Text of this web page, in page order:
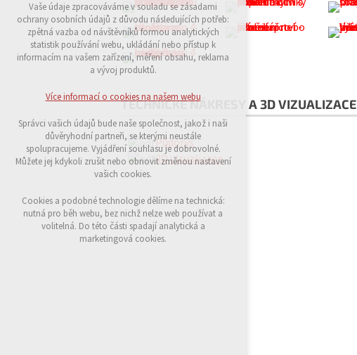
TECHNICKÉ NÁKRESY A 3D VIZUALIZACE
Půdorys
3D vizualizace
Technická cookies
nutná pro provozování webu
udržení kontextu stránek (session): případná
přihlášení, volby jazyka, apod.
analytická pro anonymizované vyhodnocení
návštěvnosti
marketingová cookies (Google)
Více informací o cookies na našem webu
Odmítnout vše
Vaše údaje zpracováváme v souladu se zásadami
ochrany osobních údajů z důvodu následujících potřeb:
zpětná vazba od návštěvníků formou analytických
statistik používání webu, ukládání nebo přístup k
informacím na vašem zařízení, měření obsahu, reklama
a vývoj produktů.
Více informací o cookies na našem webu
Správci vašich údajů bude naše společnost, jakož i naši
důvěryhodní partneři, se kterými neustále
spolupracujeme. Vyjádření souhlasu je dobrovolné.
Můžete jej kdykoli zrušit nebo obnovit změnou nastavení
vašich cookies.
Cookies a podobné technologie dělíme na technická:
nutná pro běh webu, bez nichž nelze web používat a
volitelná. Do této části spadají analytická a
marketingová cookies.